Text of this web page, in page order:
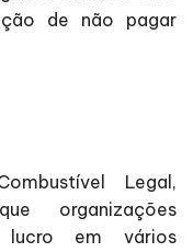
de não pagar
Legal,
organizações
lucro em vários